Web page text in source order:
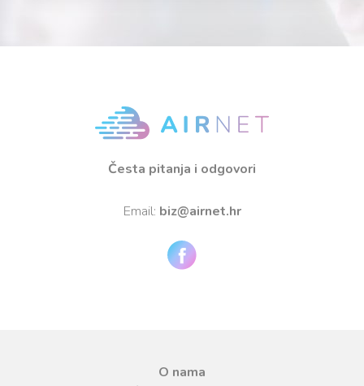
Česta pitanja i odgovori
Email: biz@airnet.hr
O nama